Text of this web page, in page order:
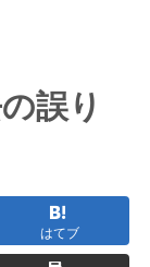
誤り
はてブ